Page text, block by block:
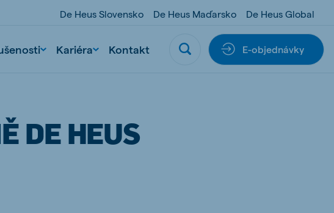
De Heus Slovensko De Heus Maďarsko De Heus Global
Kariéra Kontakt E-objednávky
DE HEUS